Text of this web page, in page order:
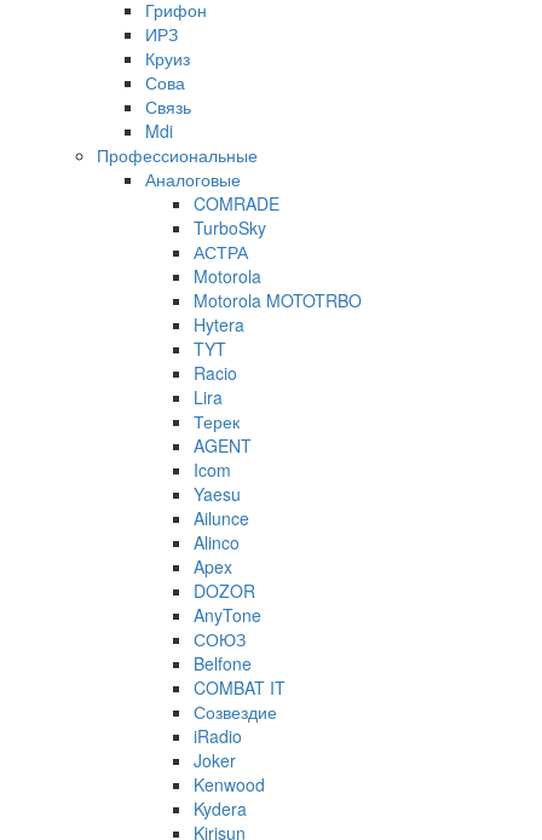
Грифон
ИРЗ
Круиз
Сова
Связь
Mdi
Профессиональные
Аналоговые
COMRADE
TurboSky
АСТРА
Motorola
Motorola MOTOTRBO
Hytera
TYT
Racio
Lira
Терек
AGENT
Icom
Yaesu
Ailunce
Alinco
Apex
DOZOR
AnyTone
СОЮЗ
Belfone
COMBAT IT
Созвездие
iRadio
Joker
Kenwood
Kydera
Kirisun